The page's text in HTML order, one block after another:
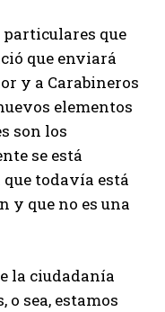
que
que enviará
y a Carabineros
elementos
son los
se está
todavía está
y que no es una
la ciudadanía
sea, estamos